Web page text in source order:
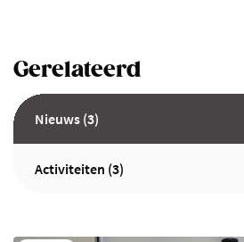
Gerelateerd
Nieuws (3)
Activiteiten (3)